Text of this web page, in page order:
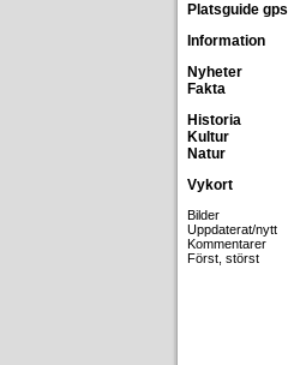
Platsguide gps
Information
Nyheter
Fakta
Historia
Kultur
Natur
Vykort
Bilder
Uppdaterat/nytt
Kommentarer
Först, störst